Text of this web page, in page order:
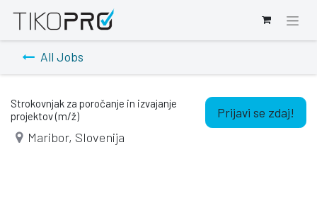
All Jobs
Prijavi se zdaj!
Strokovnjak za poročanje in izvajanje
projektov (m/ž)
Maribor, Slovenija